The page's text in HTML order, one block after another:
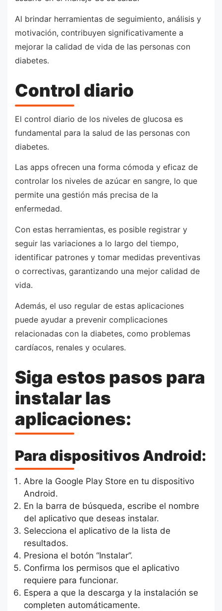
Al brindar herramientas de seguimiento, análisis y
motivación, contribuyen significativamente a
mejorar la calidad de vida de las personas con
diabetes.
Control diario
El control diario de los niveles de glucosa es
fundamental para la salud de las personas con
diabetes.
Las apps ofrecen una forma cómoda y eficaz de
controlar los niveles de azúcar en sangre, lo que
permite una gestión más precisa de la
enfermedad.
Con estas herramientas, es posible registrar y
seguir las variaciones a lo largo del tiempo,
identificar patrones y tomar medidas preventivas
o correctivas, garantizando una mejor calidad de
vida.
Además, el uso regular de estas aplicaciones
puede ayudar a prevenir complicaciones
relacionadas con la diabetes, como problemas
cardíacos, renales y oculares.
Siga estos pasos para
instalar las
aplicaciones:
Para dispositivos Android:
Abre la Google Play Store en tu dispositivo
Android.
En la barra de búsqueda, escribe el nombre
del aplicativo que deseas instalar.
Selecciona el aplicativo de la lista de
resultados.
Presiona el botón “Instalar”.
Confirma los permisos que el aplicativo
requiere para funcionar.
Espera a que la descarga y la instalación se
completen automáticamente.